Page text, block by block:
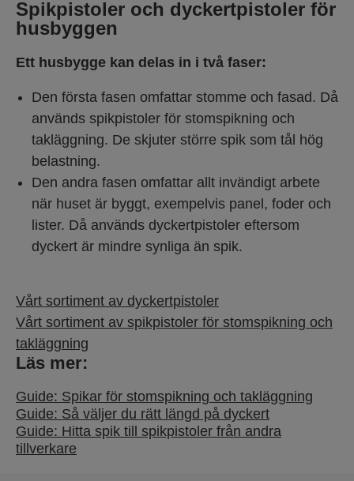
Spikpistoler och dyckertpistoler för
husbyggen
Ett husbygge kan delas in i två faser:
Den första fasen omfattar stomme och fasad. Då
används spikpistoler för stomspikning och
takläggning. De skjuter större spik som tål hög
belastning.
Den andra fasen omfattar allt invändigt arbete
när huset är byggt, exempelvis panel, foder och
lister. Då används dyckertpistoler eftersom
dyckert är mindre synliga än spik.
Vårt sortiment av dyckertpistoler
Vårt sortiment av spikpistoler för stomspikning och
takläggning
Läs mer:
Guide: Spikar för stomspikning och takläggning
Guide: Så väljer du rätt längd på dyckert
Guide: Hitta spik till spikpistoler från andra
tillverkare